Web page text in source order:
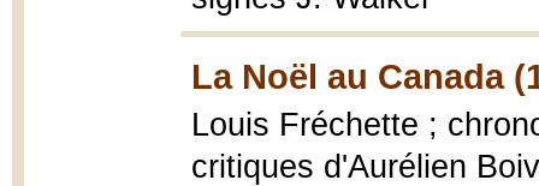
La Noël au Canada
Louis Fréchette ;
critiques d'Aurélien